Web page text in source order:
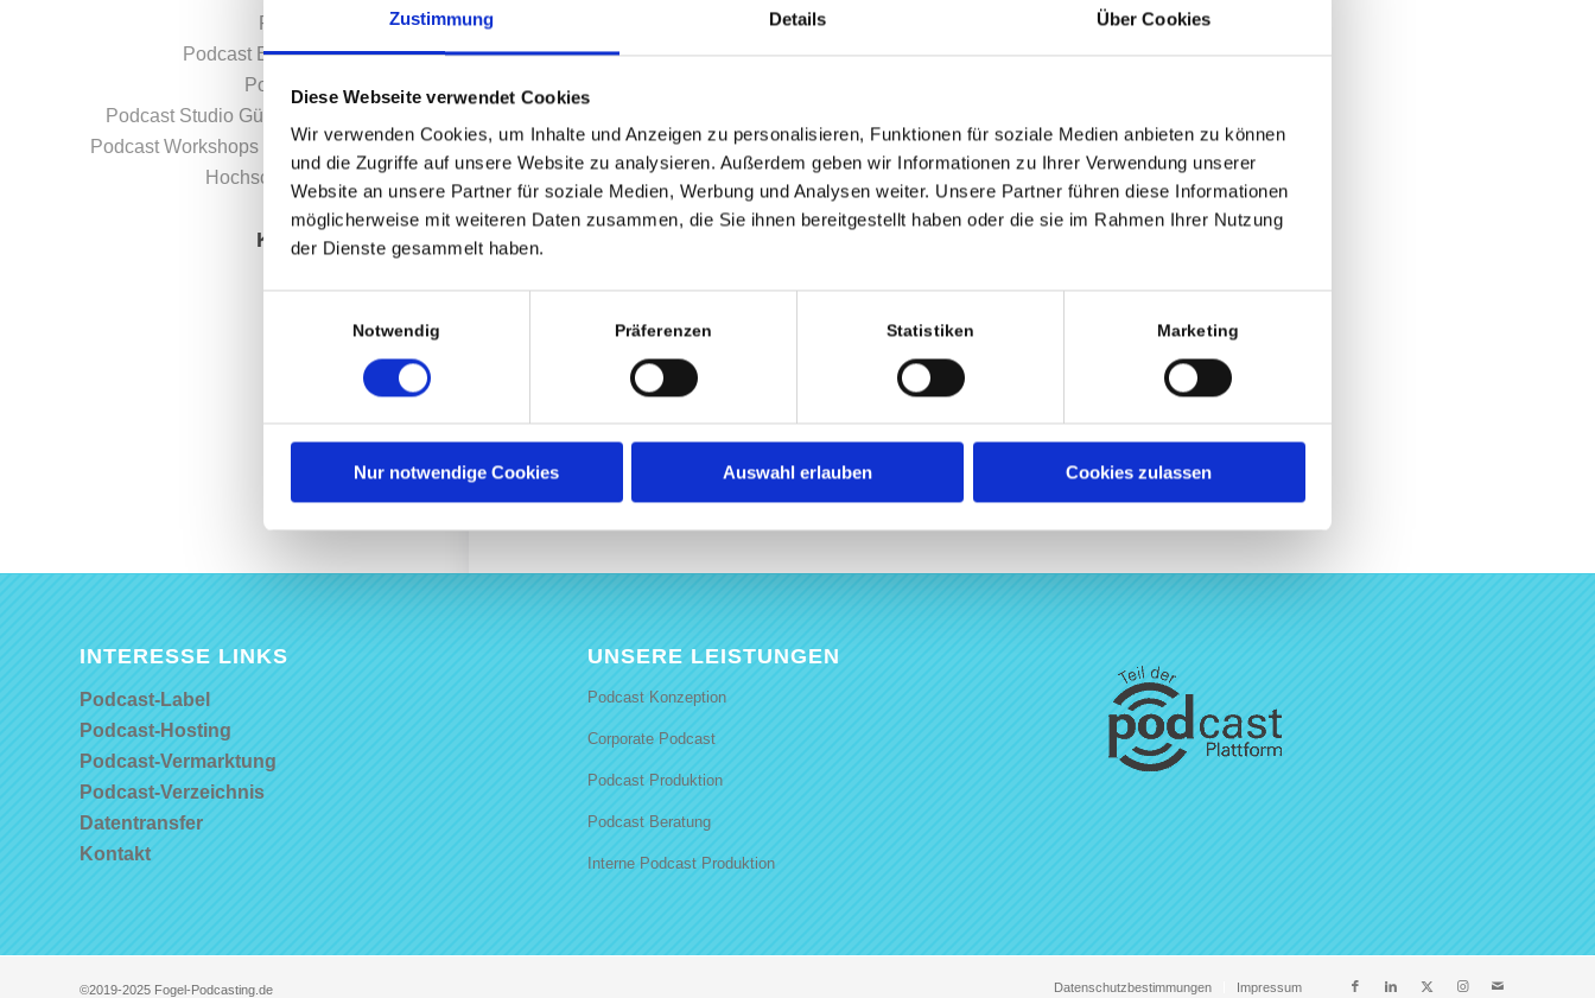
Zustimmung Details Über Cookies
Diese Webseite verwendet Cookies
Wir verwenden Cookies, um Inhalte und Anzeigen zu personalisieren, Funktionen für soziale Medien anbieten zu können
und die Zugriffe auf unsere Website zu analysieren. Außerdem geben wir Informationen zu Ihrer Verwendung unserer
Website an unsere Partner für soziale Medien, Werbung und Analysen weiter. Unsere Partner führen diese Informationen
möglicherweise mit weiteren Daten zusammen, die Sie ihnen bereitgestellt haben oder die sie im Rahmen Ihrer Nutzung
der Dienste gesammelt haben.
Notwendig Präferenzen Statistiken Marketing
Nur notwendige Cookies Auswahl erlauben Cookies zulassen
Podcast Beratung
Podcast Equipment Mieten
Podcast Produktion
Podcast Studio Gütersloh / Bielefeld
Podcast Workshops für Unternehmen,
Hochschulen & Schulen
KATEGORIEN
ARCHIV
Juli 2021
November 2020
INTERESSE LINKS
Podcast-Label
Podcast-Hosting
Podcast-Vermarktung
Podcast-Verzeichnis
Datentransfer
Kontakt
UNSERE LEISTUNGEN
Podcast Konzeption
Corporate Podcast
Podcast Produktion
Podcast Beratung
Interne Podcast Produktion
©2019-2025 Fogel-Podcasting.de Datenschutzbestimmungen Impressum